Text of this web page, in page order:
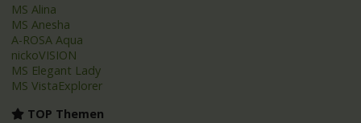
MS Alina
MS Anesha
A-ROSA Aqua
nickoVISION
MS Elegant Lady
MS VistaExplorer
TOP Themen